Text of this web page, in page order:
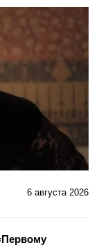
6 августа 2026